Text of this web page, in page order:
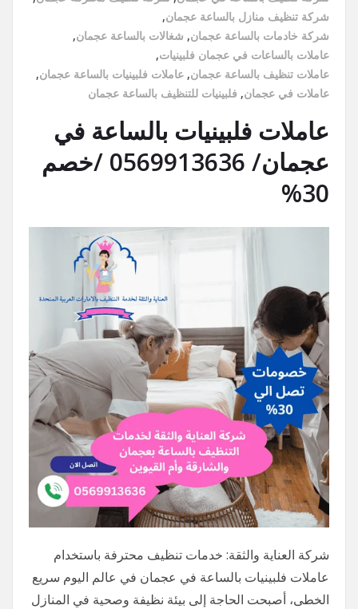
شركة تنظيف منازل بالساعة عجمان,
شركة خادمات بالساعة عجمان, شغالات بالساعة عجمان,
عاملات بالساعات في عجمان فلبينيات,
عاملات تنظيف بالساعة عجمان, عاملات فلبينيات بالساعة عجمان,
عاملات في عجمان, فلبينيات للتنظيف بالساعة عجمان
عاملات فلبينيات بالساعة في
عجمان/ 0569913636 /خصم
30%
شركة العناية والثقة: خدمات تنظيف محترفة باستخدام
عاملات فلبينيات بالساعة في عجمان في عالم اليوم سريع
الخطى، أصبحت الحاجة إلى بيئة نظيفة وصحية في المنازل